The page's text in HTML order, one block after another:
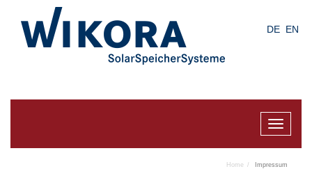
DE EN
Toggle
Home Impressum